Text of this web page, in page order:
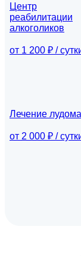
Центр
реабилитации
алкоголиков
от 1 200 ₽ /
Лечение
от 2 000 ₽ /